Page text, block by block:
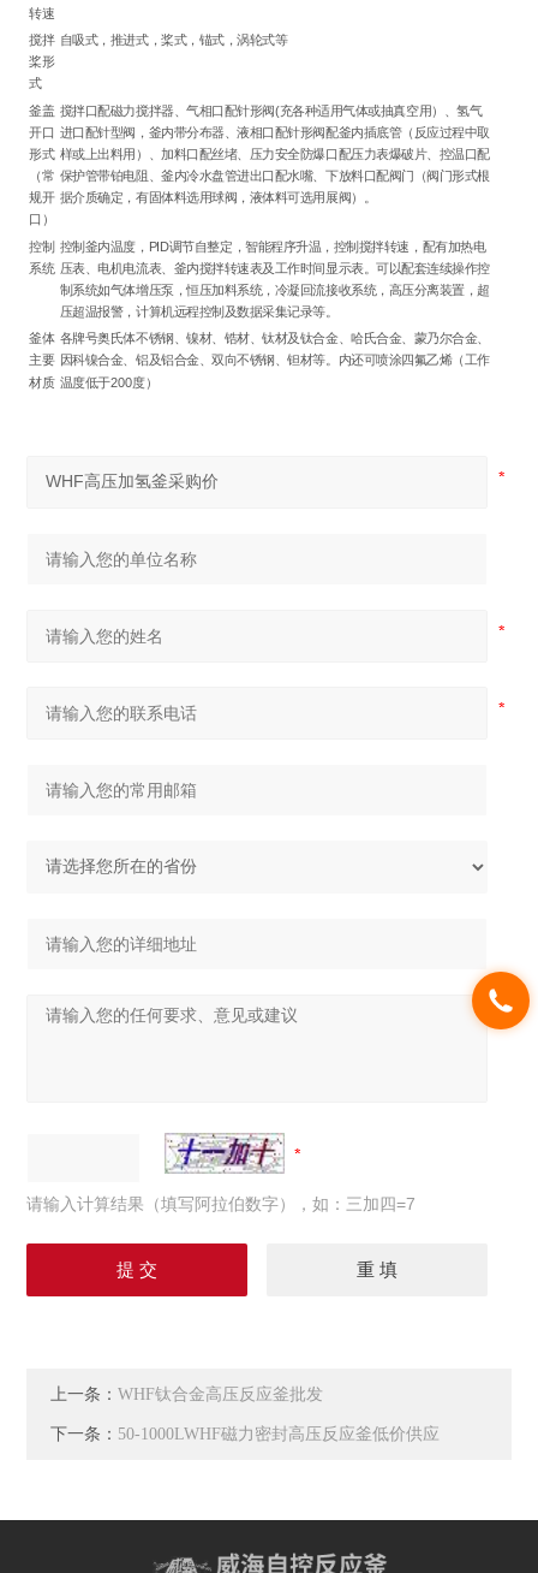
转速
搅拌
桨形
式
自吸式，推进式，桨式，锚式，涡轮式等
釜盖
开口
形式
（常
规开
口）
搅拌口配磁力搅拌器、气相口配针形阀(充各种适用气体或抽真空用）、氢气
进口配针型阀，釜内带分布器、液相口配针形阀配釜内插底管（反应过程中取
样或上出料用）、加料口配丝堵、压力安全防爆口配压力表爆破片、控温口配
保护管带铂电阻、釜内冷水盘管进出口配水嘴、下放料口配阀门（阀门形式根
据介质确定，有固体料选用球阀，液体料可选用展阀）。
控制
系统
控制釜内温度，PID调节自整定，智能程序升温，控制搅拌转速，配有加热电
压表、电机电流表、釜内搅拌转速表及工作时间显示表。可以配套连续操作控
制系统如气体增压泵，恒压加料系统，冷凝回流接收系统，高压分离装置，超
压超温报警，计算机远程控制及数据采集记录等。
釜体
主要
材质
各牌号奥氏体不锈钢、镍材、锆材、钛材及钛合金、哈氏合金、蒙乃尔合金、
因科镍合金、铝及铝合金、双向不锈钢、钽材等。内还可喷涂四氟乙烯（工作
温度低于200度）
请输入计算结果（填写阿拉伯数字），如：三加四=7
上一条：WHF钛合金高压反应釜批发
下一条： 50-1000LWHF磁力密封高压反应釜低价供应